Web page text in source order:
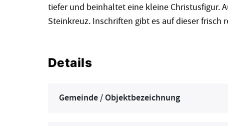
tiefer und beinhaltet eine kleine Christusfigur.
Steinkreuz. Inschriften gibt es auf dieser frisch
Details
Gemeinde / Objektbezeichnung